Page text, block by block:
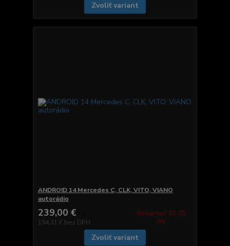
Zvoliť variant
ANDROID 14 Mercedes C, CLK, VITO, VIANO
autorádio
239,00 €
194,31 € bez DPH
dostupnosť: 15-25
dní
Zvoliť variant